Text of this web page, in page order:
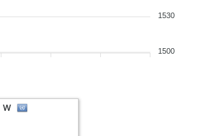
1530
1500
w